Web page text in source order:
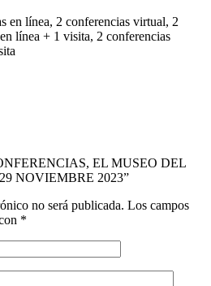
en línea, 2 conferencias virtual, 2
línea + 1 visita, 2 conferencias
EL MUSEO DEL
NOVIEMBRE 2023”
no será publicada. Los campos
*